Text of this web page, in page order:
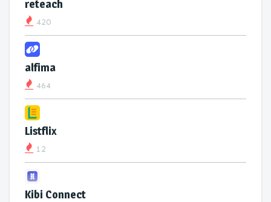
reteach
420
alfima
464
Listflix
12
Kibi Connect